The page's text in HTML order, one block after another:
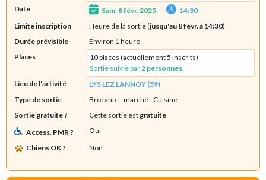
Date
Sam. 8 févr. 2025
14:30
Limite inscription
Heure de la sortie (jusqu'au 8 févr. à 14:30)
Durée prévisible
Environ 1 heure
Places
10 places (actuellement 5 inscrits)
Sortie suivie par 2 personnes
Lieu de l'activité
LYS LEZ LANNOY (59)
Type de sortie
Brocante - marché- Cuisine
Sortie gratuite ?
Cette sortie est gratuite
Access. PMR ?
Oui
Chiens OK ?
Non